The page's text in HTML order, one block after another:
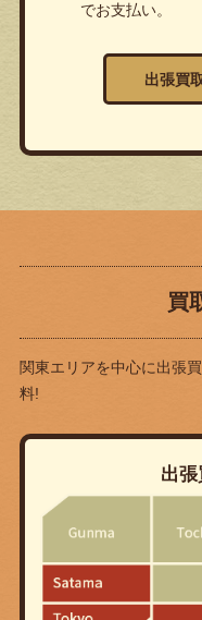
でお支払い。
出張買
買
関東エリアを中心に出張
料!
出